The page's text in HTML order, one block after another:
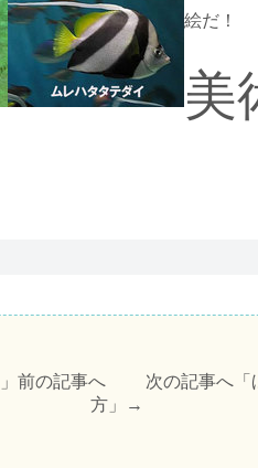
絵だ！
美
」前の記事へ 次の記事へ「
方 」→